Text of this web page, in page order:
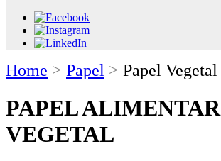
Home > Papel > Papel Vegetal
PAPEL ALIMENTAR
VEGETAL